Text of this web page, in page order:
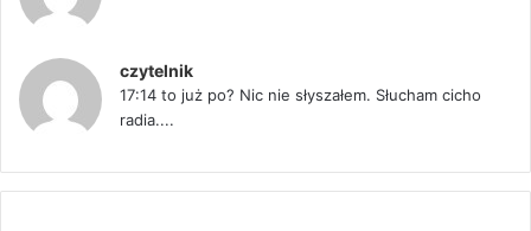
czytelnik
17:14 to już po? Nic nie słyszałem. Słucham cicho
radia....